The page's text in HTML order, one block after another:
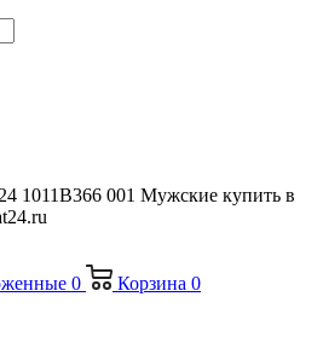
1011B366 001 Мужские купить в
0 Корзина 0